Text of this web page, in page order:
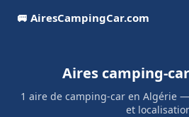
🚐 AiresCampingCar.com
Aires camping-
1 aire de camping-car en Algérie
et